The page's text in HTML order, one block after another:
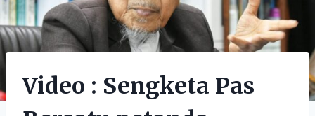
Video : Sengketa Pas